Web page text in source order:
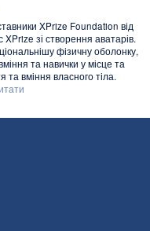
XPrize Foundation від
зі створення аватарів.
фізичну оболонку,
та навички у місце та
та вміння власного тіла.